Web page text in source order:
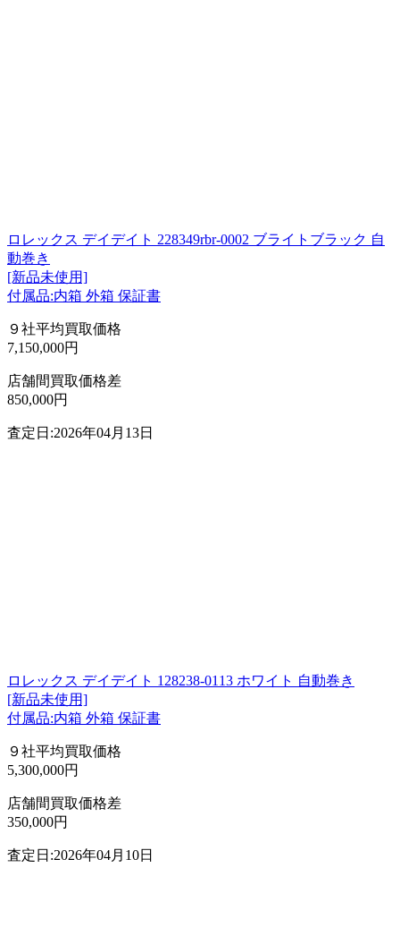
ロレックス デイデイト 228349rbr-0002 ブライトブラック 自
動巻き
[新品未使用]
付属品:内箱 外箱 保証書
９社平均買取価格
7,150,000円
店舗間買取価格差
850,000円
査定日:2026年04月13日
ロレックス デイデイト 128238-0113 ホワイト 自動巻き
[新品未使用]
付属品:内箱 外箱 保証書
９社平均買取価格
5,300,000円
店舗間買取価格差
350,000円
査定日:2026年04月10日